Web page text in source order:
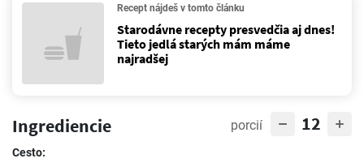
Recept nájdeš v tomto článku
Starodávne recepty presvedčia aj dnes!
Tieto jedlá starých mám máme
najradšej
Ingrediencie porcií 12
Cesto: